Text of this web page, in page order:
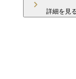
詳細を見